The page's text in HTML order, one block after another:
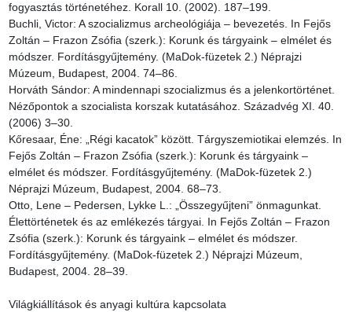
fogyasztás történetéhez. Korall 10. (2002). 187–199.
Buchli, Victor: A szocializmus archeológiája – bevezetés. In Fejős
Zoltán – Frazon Zsófia (szerk.): Korunk és tárgyaink – elmélet és
módszer. Fordításgyűjtemény. (MaDok-füzetek 2.) Néprajzi
Múzeum, Budapest, 2004. 74–86.
Horváth Sándor: A mindennapi szocializmus és a jelenkortörténet.
Nézőpontok a szocialista korszak kutatásához. Századvég XI. 40.
(2006) 3–30.
Kőresaar, Éne: „Régi kacatok” között. Tárgyszemiotikai elemzés. In
Fejős Zoltán – Frazon Zsófia (szerk.): Korunk és tárgyaink –
elmélet és módszer. Fordításgyűjtemény. (MaDok-füzetek 2.)
Néprajzi Múzeum, Budapest, 2004. 68–73.
Otto, Lene – Pedersen, Lykke L.: „Összegyűjteni” önmagunkat.
Élettörténetek és az emlékezés tárgyai. In Fejős Zoltán – Frazon
Zsófia (szerk.): Korunk és tárgyaink – elmélet és módszer.
Fordításgyűjtemény. (MaDok-füzetek 2.) Néprajzi Múzeum,
Budapest, 2004. 28–39.
Világkiállítások és anyagi kultúra kapcsolata